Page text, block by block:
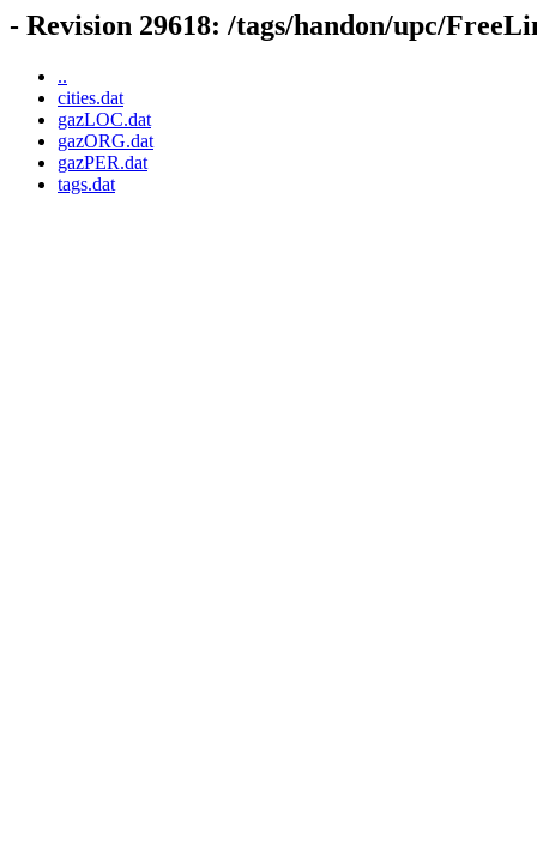
- Revision 29618: /tags/handon/upc/
..
cities.dat
gazLOC.dat
gazORG.dat
gazPER.dat
tags.dat